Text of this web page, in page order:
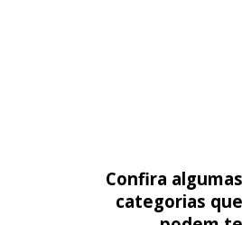
Confira algumas
categorias que